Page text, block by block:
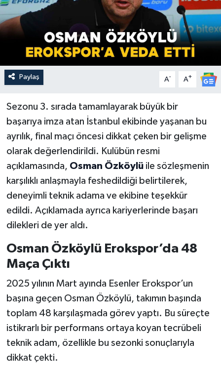
Paylaş A- A+
Sezonu 3. sırada tamamlayarak büyük bir
başarıya imza atan İstanbul ekibinde yaşanan bu
ayrılık, final maçı öncesi dikkat çeken bir gelişme
olarak değerlendirildi. Kulübün resmi
açıklamasında, Osman Özköylüile sözleşmenin
karşılıklı anlaşmayla feshedildiği belirtilerek,
deneyimli teknik adama ve ekibine teşekkür
edildi. Açıklamada ayrıca kariyerlerinde başarı
dilekleri de yer aldı.
Osman Özköylü Erokspor’da 48
Maça Çıktı
2025 yılının Mart ayında Esenler Erokspor’un
başına geçen Osman Özköylü, takımın başında
toplam 48 karşılaşmada görev yaptı. Bu süreçte
istikrarlı bir performans ortaya koyan tecrübeli
teknik adam, özellikle bu sezonki sonuçlarıyla
dikkat çekti.